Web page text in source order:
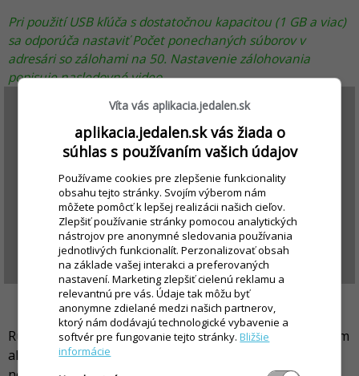
Pri použití USB kľúča s dostatočnou kapacitou (1 GB a viac)
sa odporúča nastaviť Počet ponechaných súborov v
adresári so zálohami na 50. Nastavenie zálohovania
popisuje nasledovné video.
Ručné vytvorenie zálohy
Ručné zálohovanie databázy je vhodné vykonať pred tým
ako chcete vykonať pracovný úkon, ktorého dôsledky
Víta vás aplikacia.jedalen.sk
aplikacia.jedalen.sk vás žiada o
súhlas s používaním vašich údajov
Používame cookies pre zlepšenie funkcionality
obsahu tejto stránky. Svojím výberom nám
môžete pomôcť k lepšej realizácii našich cieľov.
Zlepšiť používanie stránky pomocou analytických
nástrojov pre anonymné sledovania používania
jednotlivých funkcionalít. Perzonalizovať obsah
na základe vašej interakci a preferovaných
nastavení. Marketing zlepšiť cielenú reklamu a
relevantnú pre vás. Údaje tak môžu byť
anonymne zdielané medzi našich partnerov,
ktorý nám dodávajú technologické vybavenie a
softvér pre fungovanie tejto stránky.Bližšie
informácie